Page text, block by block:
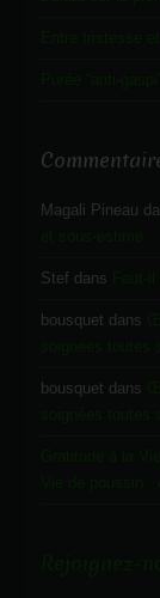
Magali Pineau
Stef dans
bousquet dans
bousquet dans